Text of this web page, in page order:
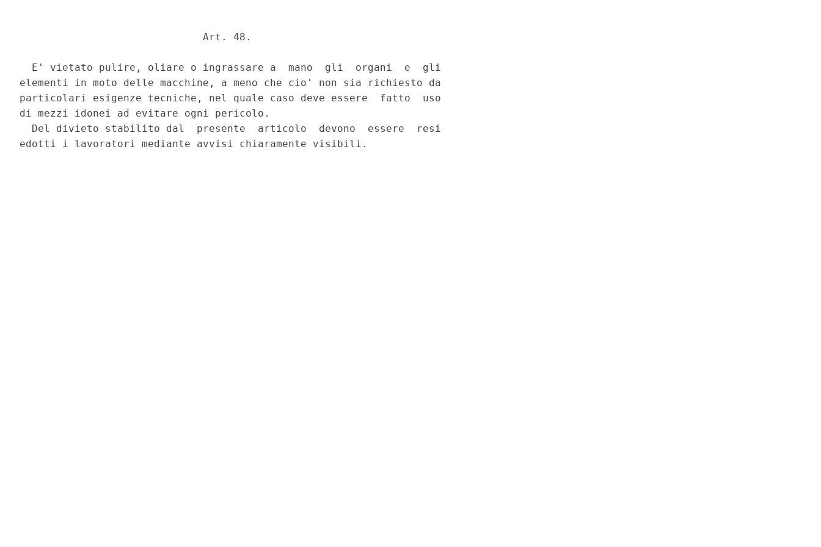
                              Art. 48.
  E' vietato pulire, oliare o ingrassare a  mano  gli  organi  e  gli
elementi in moto delle macchine, a meno che cio' non sia richiesto da
particolari esigenze tecniche, nel quale caso deve essere  fatto  uso
di mezzi idonei ad evitare ogni pericolo.
  Del divieto stabilito dal  presente  articolo  devono  essere  resi